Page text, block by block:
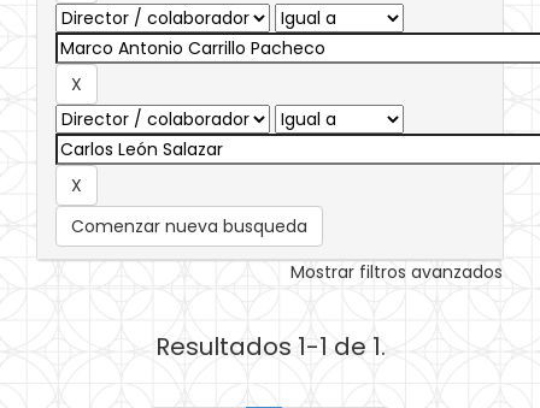
Comenzar nueva busqueda
Mostrar filtros avanzados
Resultados 1-1 de 1.